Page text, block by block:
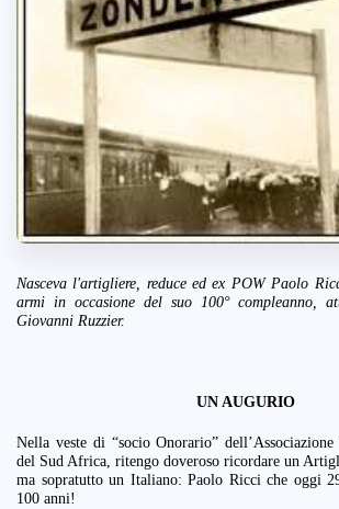
Nasceva l'artigliere, reduce ed ex POW Paolo
armi in occasione del suo 100° compleanno,
Giovanni Ruzzier.
UN AUGURIO
Nella veste di “socio Onorario”
del Sud Africa, ritengo doveroso ricordare un
ma sopratutto un Italiano: Paolo Ricci che oggi
100 anni!